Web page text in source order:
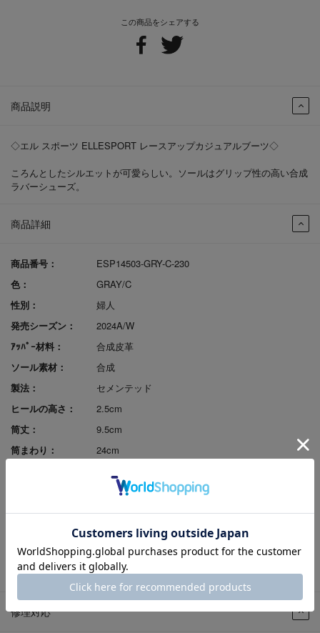
商品詳細
商品番号：
ESP14503-GRY-C-230
色：
GRAY/C
性別：
婦人
発売シーズン：
2024A/W
ｱｯﾊﾟｰ材料：
合成皮革
ソール素材：
合成
製法：
セメンテッド
ヒールの高さ：
2.5cm
筒丈：
9.5cm
筒まわり：
24cm
3E相当
レビューポイント付可
返品サイズ交換：
可
試着申込可否：
否
修理対応
この商品をシェアする
商品説明
◇エル スポーツ ELLESPORT レースアップカジュアルブーツ◇
ころんとしたシルエットが可愛らしい。ソールはグリップ性の高い合成
ラバーシューズ。